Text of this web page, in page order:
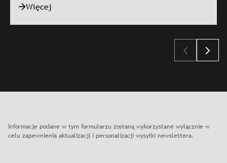
Więcej
Informacje podane w tym formularzu zostaną wykorzystane wyłącznie w
celu zapewnienia aktualizacji i personalizacji wysyłki newslettera.